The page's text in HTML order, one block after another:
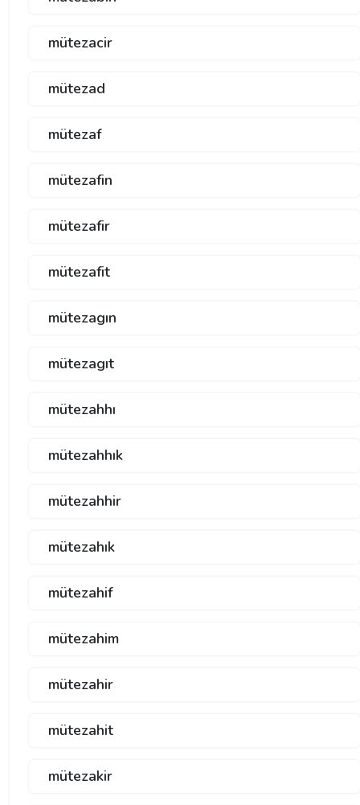
mütezacir
mütezad
mütezaf
mütezafin
mütezafir
mütezafit
mütezagın
mütezagıt
mütezahhı
mütezahhık
mütezahhir
mütezahık
mütezahif
mütezahim
mütezahir
mütezahit
mütezakir